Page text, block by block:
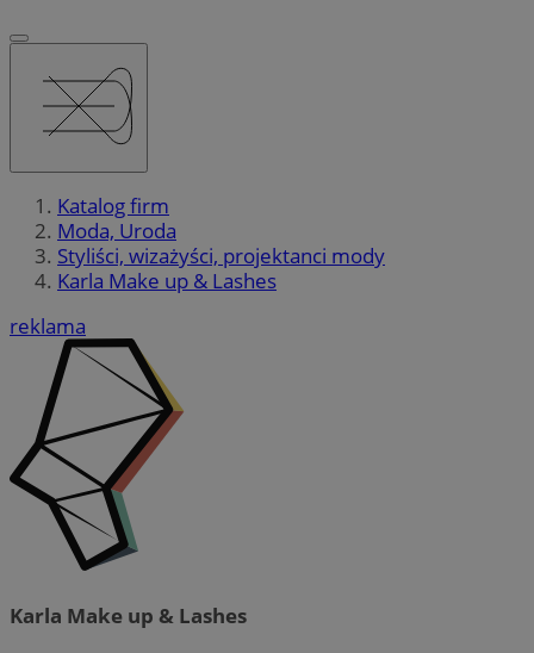
Katalog firm
Moda, Uroda
Styliści, wizażyści, projektanci mody
Karla Make up & Lashes
reklama
Karla Make up & Lashes